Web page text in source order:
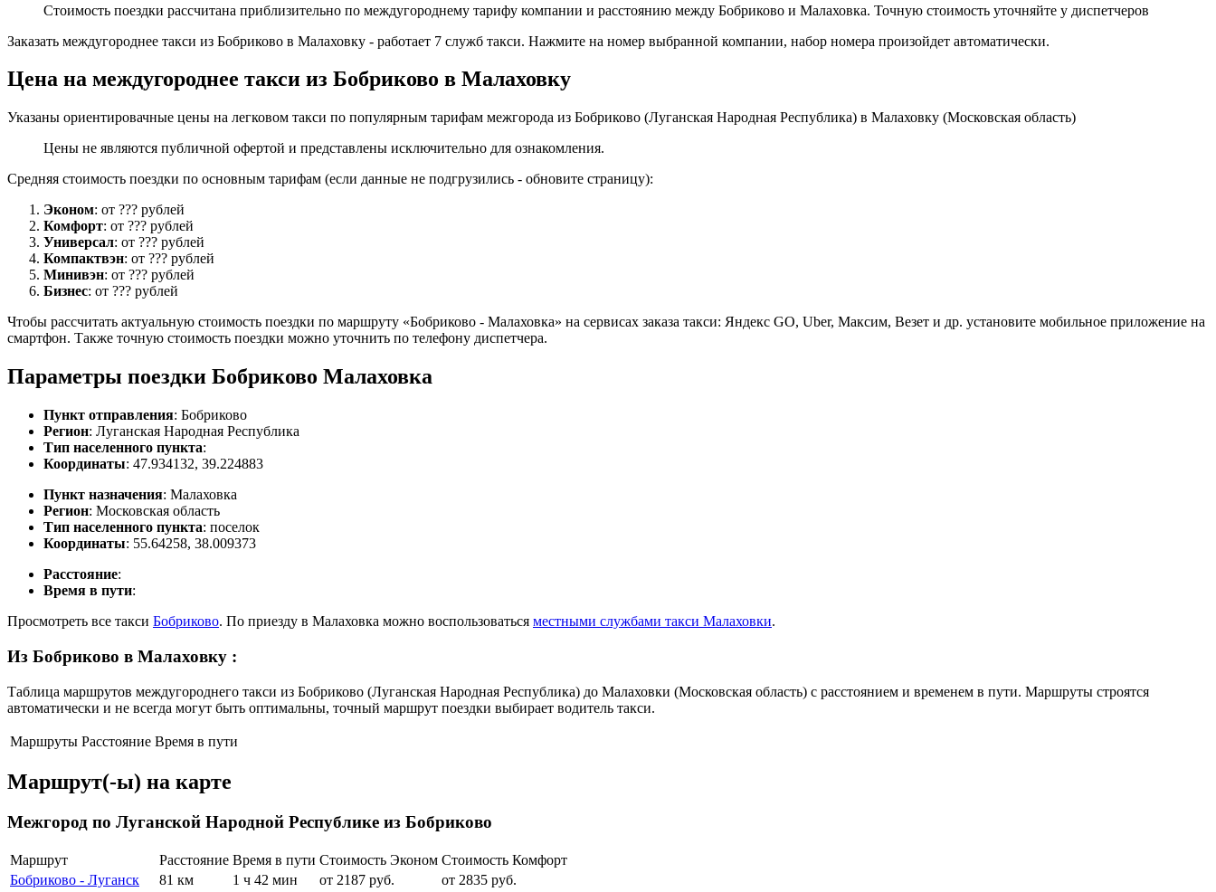
Стоимость поездки рассчитана приблизительно по междугороднему тарифу компании и расстоянию между Бобриково и Малаховка. Точную стоимость уточняйте у диспетчеров
Заказать междугороднее такси из Бобриково в Малаховку - работает 7 служб такси. Нажмите на номер выбранной компании, набор номера произойдет автоматически.
Цена на междугороднее такси из Бобриково в Малаховку
Указаны ориентировачные цены на легковом такси по популярным тарифам межгорода из Бобриково (Луганская Народная Республика) в Малаховку (Московская область)
Цены не являются публичной офертой и представлены исключительно для ознакомления.
Средняя стоимость поездки по основным тарифам (если данные не подгрузились - обновите страницу):
Эконом: от ??? рублей
Комфорт: от ??? рублей
Универсал: от ??? рублей
Компактвэн: от ??? рублей
Минивэн: от ??? рублей
Бизнес: от ??? рублей
Чтобы рассчитать актуальную стоимость поездки по маршруту «Бобриково - Малаховка» на сервисах заказа такси: Яндекс GO, Uber, Максим, Везет и др. установите мобильное приложение на
смартфон. Также точную стоимость поездки можно уточнить по телефону диспетчера.
Параметры поездки Бобриково Малаховка
Пункт отправления: Бобриково
Регион: Луганская Народная Республика
Тип населенного пункта:
Координаты: 47.934132, 39.224883
Пункт назначения: Малаховка
Регион: Московская область
Тип населенного пункта: поселок
Координаты: 55.64258, 38.009373
Расстояние:
Время в пути:
Просмотреть все такси Бобриково. По приезду в Малаховка можно воспользоваться местными службами такси Малаховки.
Из Бобриково в Малаховку :
Таблица маршрутов междугороднего такси из Бобриково (Луганская Народная Республика) до Малаховки (Московская область) с расстоянием и временем в пути. Маршруты строятся
автоматически и не всегда могут быть оптимальны, точный маршрут поездки выбирает водитель такси.
Маршруты Расстояние Время в пути
Маршрут(-ы) на карте
Межгород по Луганской Народной Республике из Бобриково
Маршрут Расстояние Время в пути Стоимость Эконом Стоимость Комфорт
Бобриково - Луганск
81 км 1 ч 42 мин от 2187 руб.
от 2835 руб.